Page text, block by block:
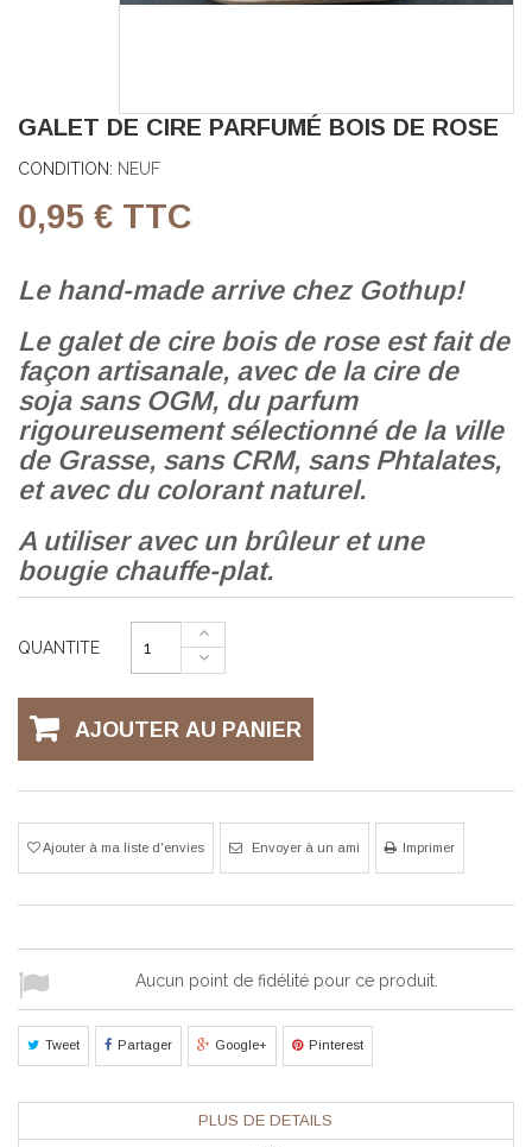
GALET DE CIRE PARFUMÉ BOIS DE ROSE
CONDITION: NEUF
0,95 € TTC
Le hand-made arrive chez Gothup!
Le galet de cire bois de rose est fait de
façon artisanale, avec de la cire de
soja sans OGM, du parfum
rigoureusement sélectionné de la ville
de Grasse, sans CRM, sans Phtalates,
et avec du colorant naturel.
A utiliser avec un brûleur et une
bougie chauffe-plat.
QUANTITE
AJOUTER AU PANIER
Ajouter à ma liste d'envies Envoyer à un ami Imprimer
Aucun point de fidélité pour ce produit.
Tweet Partager Google+ Pinterest
PLUS DE DETAILS